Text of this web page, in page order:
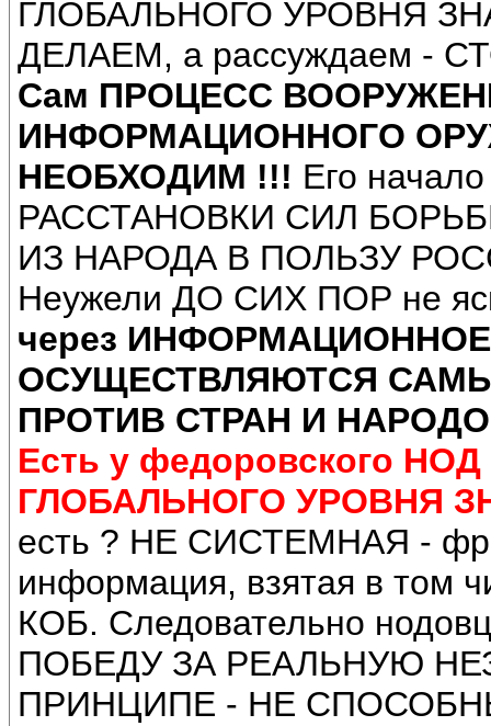
ГЛОБАЛЬНОГО УРОВНЯ
ДЕЛАЕМ, а рассуждаем -
Сам ПРОЦЕСС
ИНФОРМАЦИОННОГО
НЕОБХОДИМ !!! Его
РАССТАНОВКИ СИЛ
ИЗ НАРОДА В ПОЛЬЗУ
Неужели ДО СИХ ПОР не
через
ОСУЩЕСТВЛЯЮТСЯ
ПРОТИВ СТРАН И
Есть у федоровского
ГЛОБАЛЬНОГО УРОВНЯ
есть ? НЕ СИСТЕМНАЯ -
информация, взятая в том
КОБ. Следовательно
ПОБЕДУ ЗА РЕАЛЬНУЮ
ПРИНЦИПЕ - НЕ